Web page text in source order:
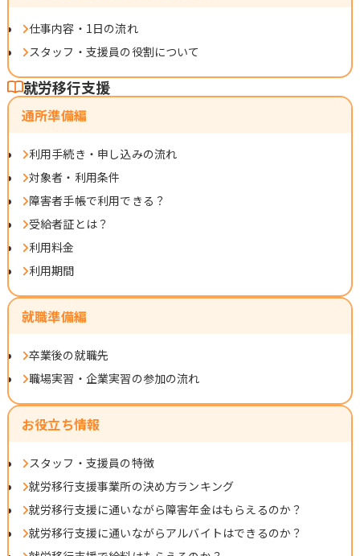
仕事内容・1日の流れ
スタッフ・支援員の役割について
就労移行支援
通所準備編
利用手続き・申し込みの流れ
対象者・利用条件
障害者手帳で利用できる？
受給者証とは？
利用料金
利用期間
就職準備編
卒業後の就職先
職場実習・企業実習の参加の流れ
お役立ち情報
スタッフ・支援員の特徴
就労移行支援事業所の決め方ランキング
就労移行支援に通いながら障害年金はもらえるのか？
就労移行支援に通いながらアルバイトはできるのか？